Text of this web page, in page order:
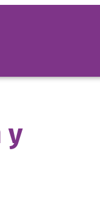
y